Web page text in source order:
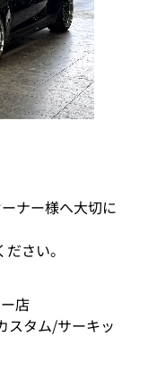
ナー様へ大切に
さい。
店
スタム/サーキッ